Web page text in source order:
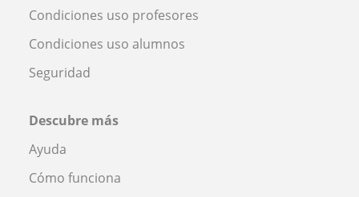
Condiciones uso profesores
Condiciones uso alumnos
Seguridad
Descubre más
Ayuda
Cómo funciona